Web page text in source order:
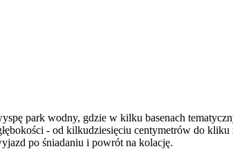
park wodny, gdzie w kilku basenach
- od kilkudziesięciu centymetrów do kliku
po śniadaniu i powrót na kolację.